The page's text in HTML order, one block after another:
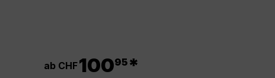
ab CHF10095 *